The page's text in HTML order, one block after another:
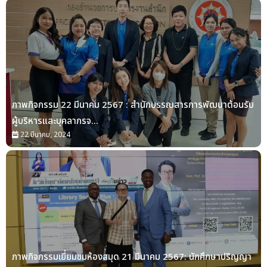
ภาพกิจกรรม 22 มีนาคม 2567 : สำนักบรรณสารการพัฒนาต้อนรับ
ผู้บริหารและบุคลากรจ...
22 มีนาคม, 2024
ภาพกิจกรรมเยี่ยมชมห้องสมุด 21 มีนาคม 2567: นักศึกษาปริญญา